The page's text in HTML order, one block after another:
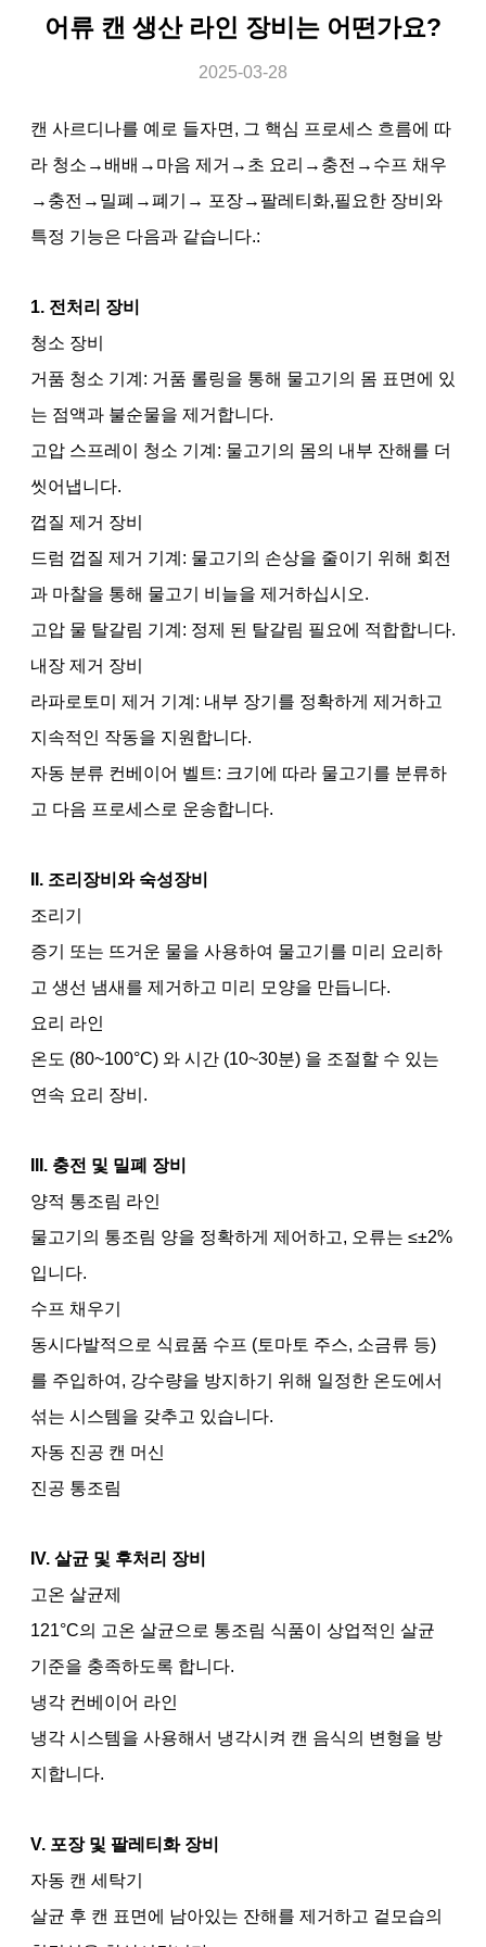
어류 캔 생산 라인 장비는 어떤가요?
2025-03-28
캔 사르디나를 예로 들자면, 그 핵심 프로세스 흐름에 따
라 청소→배배→마음 제거→초 요리→충전→수프 채우
→충전→밀폐→폐기→ 포장→팔레티화,필요한 장비와
특정 기능은 다음과 같습니다.:
1. 전처리 장비
청소 장비
거품 청소 기계: 거품 롤링을 통해 물고기의 몸 표면에 있
는 점액과 불순물을 제거합니다.
고압 스프레이 청소 기계: 물고기의 몸의 내부 잔해를 더
씻어냅니다.
껍질 제거 장비
드럼 껍질 제거 기계: 물고기의 손상을 줄이기 위해 회전
과 마찰을 통해 물고기 비늘을 제거하십시오.
고압 물 탈갈림 기계: 정제 된 탈갈림 필요에 적합합니다.
내장 제거 장비
라파로토미 제거 기계: 내부 장기를 정확하게 제거하고
지속적인 작동을 지원합니다.
자동 분류 컨베이어 벨트: 크기에 따라 물고기를 분류하
고 다음 프로세스로 운송합니다.
II. 조리장비와 숙성장비
조리기
증기 또는 뜨거운 물을 사용하여 물고기를 미리 요리하
고 생선 냄새를 제거하고 미리 모양을 만듭니다.
요리 라인
온도 (80~100°C) 와 시간 (10~30분) 을 조절할 수 있는
연속 요리 장비.
III. 충전 및 밀폐 장비
양적 통조림 라인
물고기의 통조림 양을 정확하게 제어하고, 오류는 ≤±2%
입니다.
수프 채우기
동시다발적으로 식료품 수프 (토마토 주스, 소금류 등)
를 주입하여, 강수량을 방지하기 위해 일정한 온도에서
섞는 시스템을 갖추고 있습니다.
자동 진공 캔 머신
진공 통조림
IV. 살균 및 후처리 장비
고온 살균제
121°C의 고온 살균으로 통조림 식품이 상업적인 살균
기준을 충족하도록 합니다.
냉각 컨베이어 라인
냉각 시스템을 사용해서 냉각시켜 캔 음식의 변형을 방
지합니다.
V. 포장 및 팔레티화 장비
자동 캔 세탁기
살균 후 캔 표면에 남아있는 잔해를 제거하고 겉모습의